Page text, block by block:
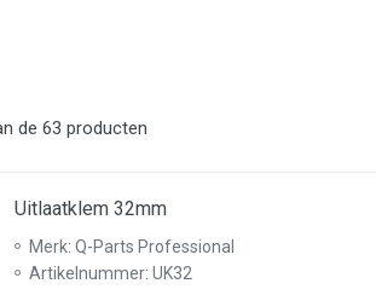
de 63 producten
Uitlaatklem 32mm
Merk: Q-Parts Professional
Artikelnummer: UK32